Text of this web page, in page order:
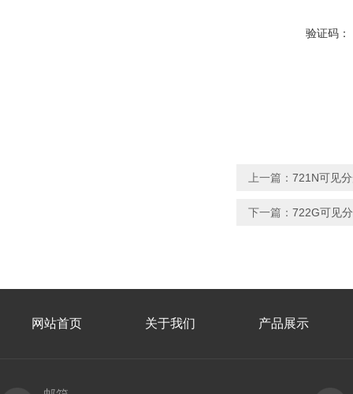
验证码：
上一篇： 721N可见
下一篇： 722G可见
网站首页 关于我们 产品展示